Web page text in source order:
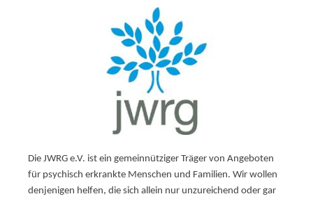
Die JWRG e.V. ist ein gemeinnütziger Träger von Angeboten
für psychisch erkrankte Menschen und Familien. Wir wollen
denjenigen helfen, die sich allein nur unzureichend oder gar